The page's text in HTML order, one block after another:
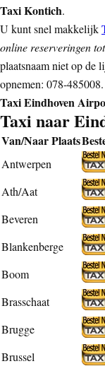
Taxi Kontich.
U kunt snel makkelijk
online reserveringen
plaatsnaam niet op de
opnemen: 078-
Taxi Eindhoven
Taxi naar
Van/Naar Plaats
Antwerpen
Ath/Aat
Beveren
Blankenberge
Boom
Brasschaat
Brugge
Brussel